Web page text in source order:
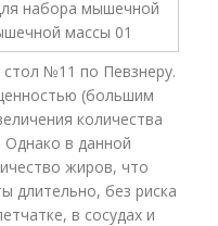
стол №11 по Певзнеру.
(большим
количества
в данной
жиров, что
длительно, без риска
в сосудах и